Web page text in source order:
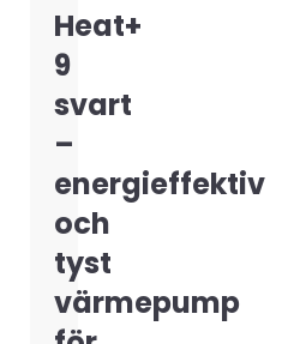
Heat+
9
svart
–
energieffektiv
och
tyst
värmepump